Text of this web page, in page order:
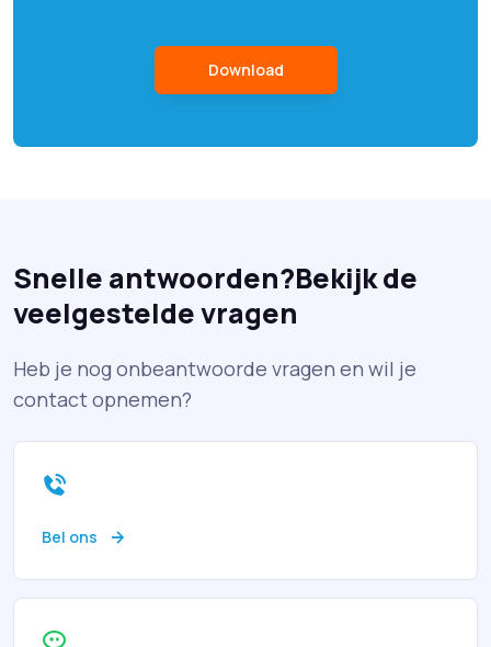
Download
Snelle antwoorden?Bekijk de
veelgestelde vragen
Heb je nog onbeantwoorde vragen en wil je
contact opnemen?
Bel ons